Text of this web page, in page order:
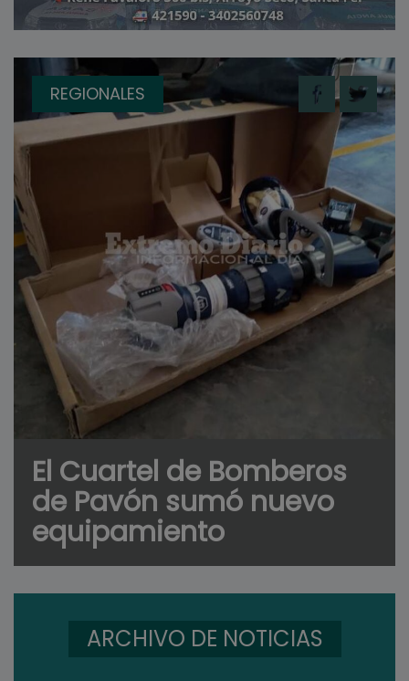
REGIONALES
El Cuartel de Bomberos
de Pavón sumó nuevo
equipamiento
ARCHIVO DE NOTICIAS